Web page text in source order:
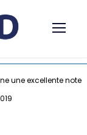
une excellente note